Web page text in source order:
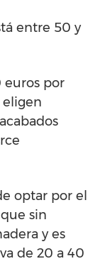
entre 50 y
euros por
eligen
optar por el
sin
y es
de 20 a 40